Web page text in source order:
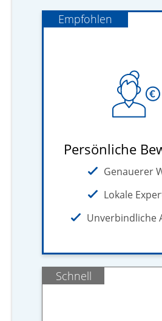
Empfohlen
Persönliche
Genauerer
Lokale
Unverbindliche
Schnell